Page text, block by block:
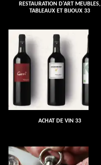
RESTAURATION D'ART MEUBLES,
TABLEAUX ET BIJOUX 33
ACHAT DE VIN 33